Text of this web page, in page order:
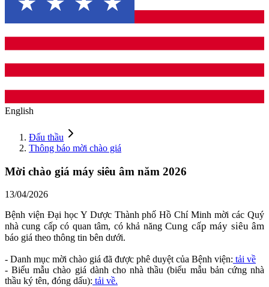
English
Đấu thầu
Thông báo mời chào giá
Mời chào giá máy siêu âm năm 2026
13/04/2026
Bệnh viện Đại học Y Dược Thành phố Hồ Chí Minh mời các Quý
nhà cung cấp có quan tâm, có khả năngCung cấpmáy siêu âm
báo giá theo thông tin bên dưới.
- Danh mục mời chào giá đã được phê duyệt của Bệnh viện: tải về
- Biểu mẫu chào giá dành cho nhà thầu (biểu mẫu bản cứng nhà
thầu ký tên, đóng dấu): tải về.